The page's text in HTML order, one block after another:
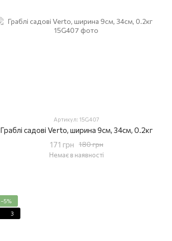
Артикул: 15G407
Граблі садові Verto, ширина 9см, 34см, 0.2кг
180 грн
171 грн
Немає в наявності
−5%
3